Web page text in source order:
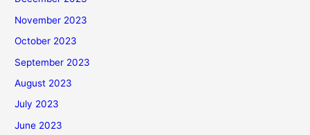
November 2023
October 2023
September 2023
August 2023
July 2023
June 2023